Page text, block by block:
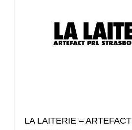
LA LAITERIE – ARTEFACT